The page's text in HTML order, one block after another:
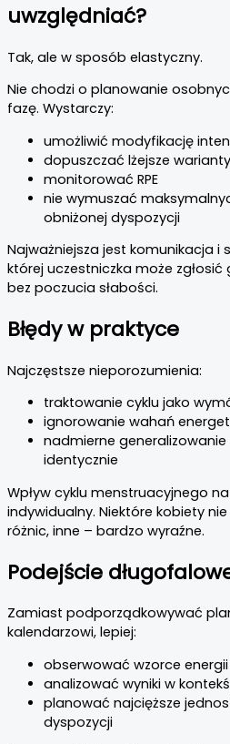
uwzględniać?
Tak, ale w sposób elastyczny.
Nie chodzi o planowanie
fazę. Wystarczy:
umożliwić modyfikację
dopuszczać lżejsze
monitorować RPE
nie wymuszać
obniżonej dyspozycji
Najważniejsza jest komunikacja i
której uczestniczka może
bez poczucia słabości.
Błędy w praktyce
Najczęstsze nieporozumienia:
traktowanie cyklu jako
ignorowanie wahań
nadmierne
identycznie
Wpływ cyklu menstruacyjnego
indywidualny. Niektóre kobiety
różnic, inne – bardzo wyraźne.
Podejście
Zamiast podporządkowywać
kalendarzowi, lepiej:
obserwować wzorce
analizować wyniki w
planować najcięższe
dyspozycji